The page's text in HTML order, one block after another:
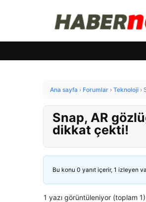
Ana sayfa › Forumlar › Teknoloji ›
Snap, AR
dikkat çekti!
Bu konu 0 yanıt içerir, 1 izleyen
1 yazı görüntüleniyor (toplam 1)